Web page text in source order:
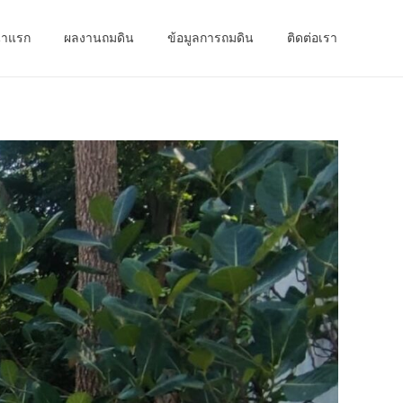
แรก ผลงานถมดิน ข้อมูลการถมดิน ติดต่อเรา